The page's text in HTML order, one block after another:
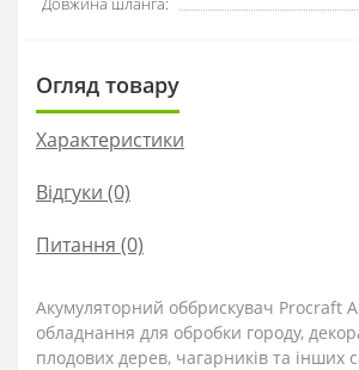
Огляд товару
Характеристики
Відгуки (0)
Питання (0)
Акумуляторний оббрискувач Procraft
обладнання для обробки городу,
плодових дерев, чагарників та інших